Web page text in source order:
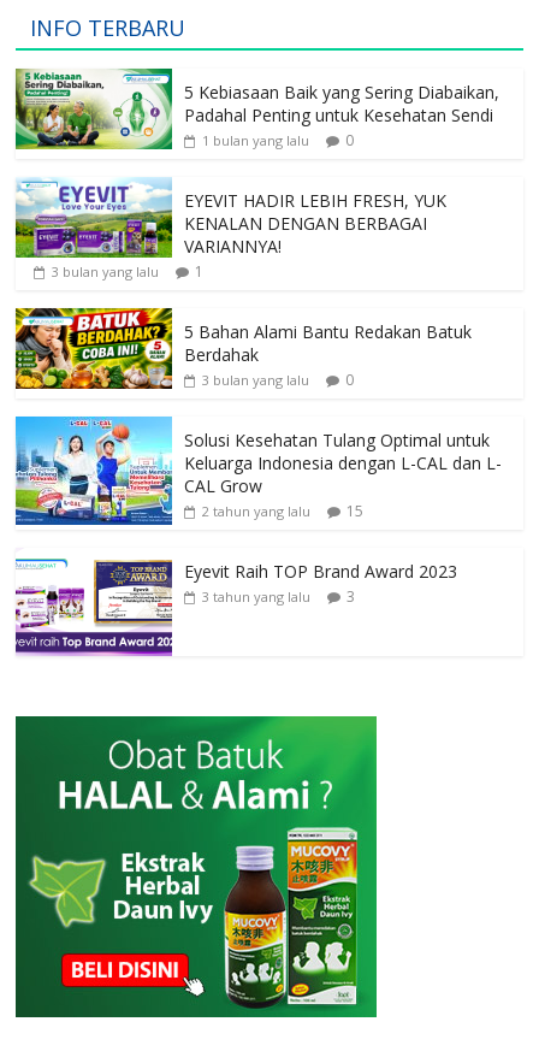
INFO TERBARU
5 Kebiasaan Baik yang Sering Diabaikan,
Padahal Penting untuk Kesehatan Sendi
1 bulan yang lalu 0
EYEVIT HADIR LEBIH FRESH, YUK
KENALAN DENGAN BERBAGAI
VARIANNYA!
3 bulan yang lalu 1
5 Bahan Alami Bantu Redakan Batuk
Berdahak
3 bulan yang lalu 0
Solusi Kesehatan Tulang Optimal untuk
Keluarga Indonesia dengan L-CAL dan L-
CAL Grow
2 tahun yang lalu 15
Eyevit Raih TOP Brand Award 2023
3 tahun yang lalu 3